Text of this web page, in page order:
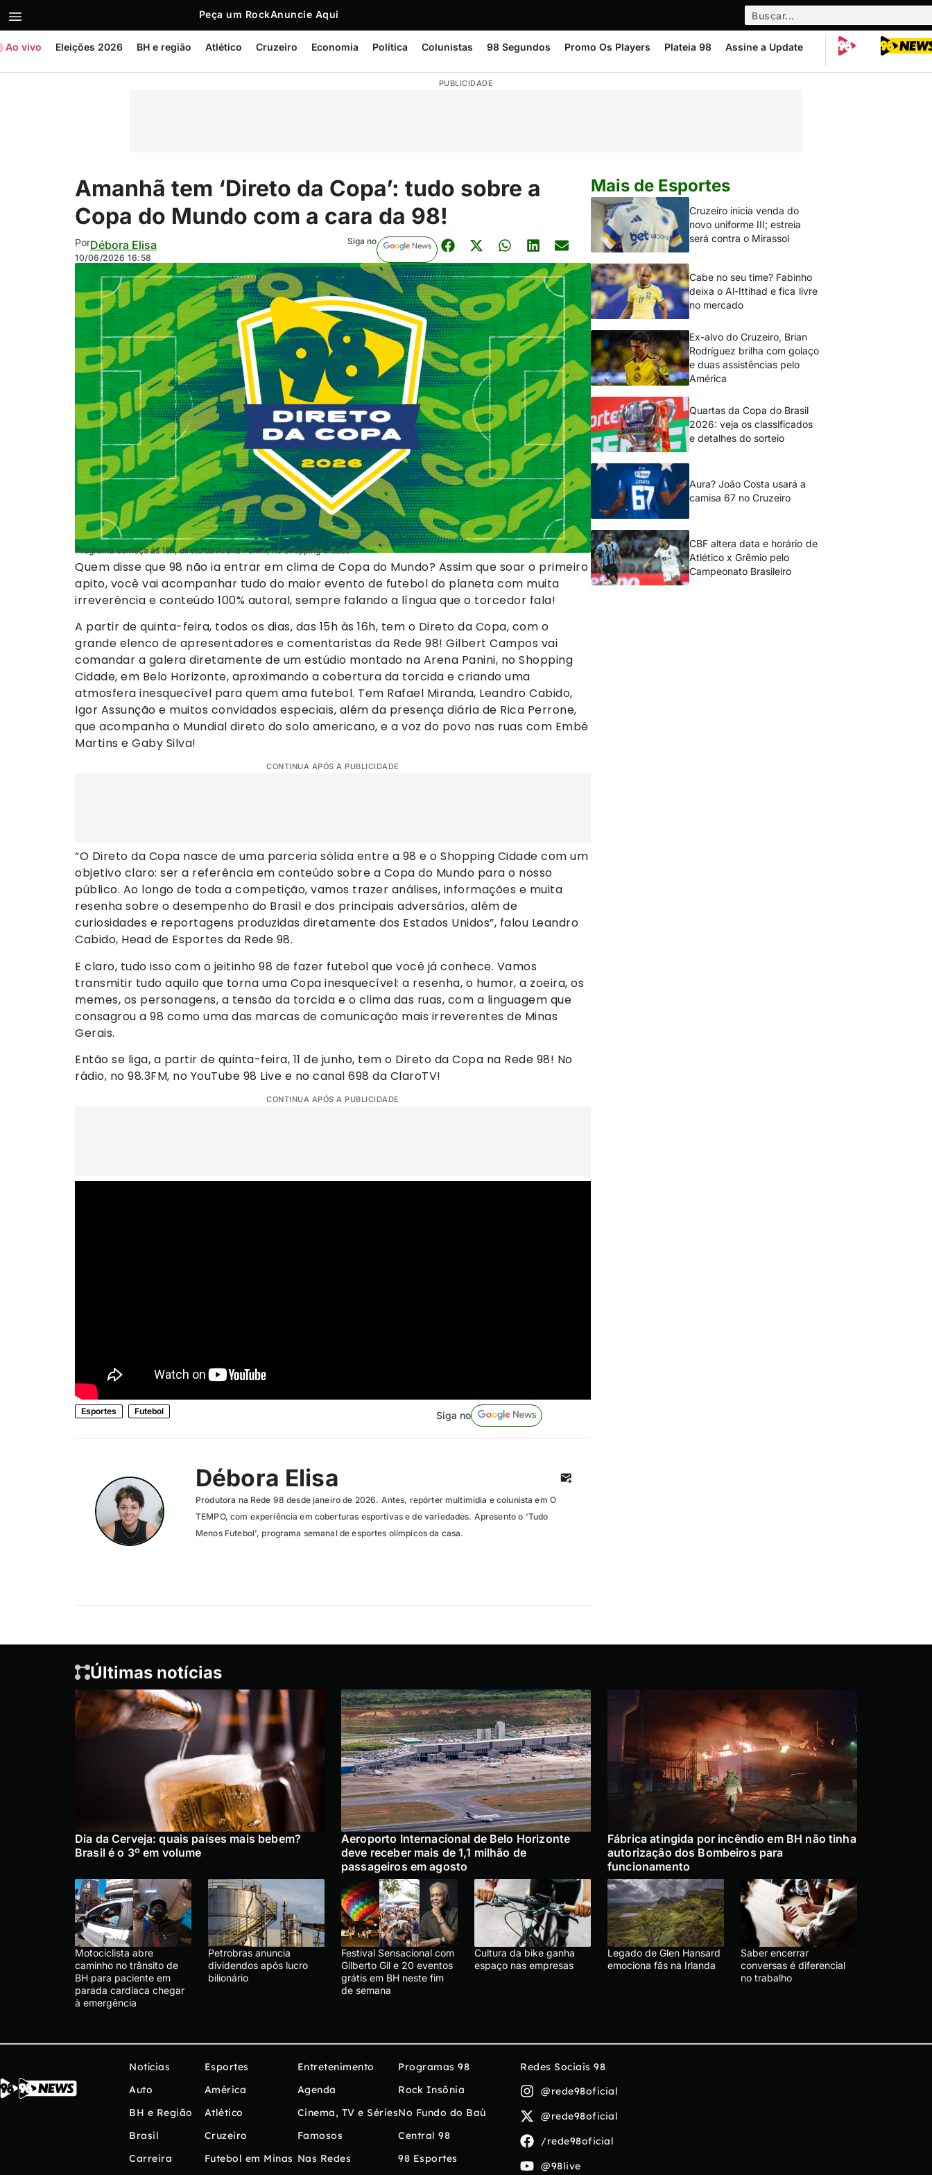
Peça um RockAnuncie Aqui
Ao vivo Eleições 2026 BH e região Atlético Cruzeiro Economia Política Colunistas 98 Segundos Promo Os Players Plateia 98 Assine a Update
PUBLICIDADE
Amanhã tem ‘Direto da Copa’: tudo sobre a
Copa do Mundo com a cara da 98!
PorDébora Elisa
10/06/2026 16:58
Siga no
Programa começa às 15h, direto da Arena Panini, no Shopping Cidade
Quem disse que 98 não ia entrar em clima de Copa do Mundo? Assim que soar o primeiro
apito, você vai acompanhar tudo do maior evento de futebol do planeta com muita
irreverência e conteúdo 100% autoral, sempre falando a língua que o torcedor fala!
A partir de quinta-feira, todos os dias, das 15h às 16h, tem o Direto da Copa, com o
grande elenco de apresentadores e comentaristas da Rede 98! Gilbert Campos vai
comandar a galera diretamente de um estúdio montado na Arena Panini, no Shopping
Cidade, em Belo Horizonte, aproximando a cobertura da torcida e criando uma
atmosfera inesquecível para quem ama futebol. Tem Rafael Miranda, Leandro Cabido,
Igor Assunção e muitos convidados especiais, além da presença diária de Rica Perrone,
que acompanha o Mundial direto do solo americano, e a voz do povo nas ruas com Embê
Martins e Gaby Silva!
CONTINUA APÓS A PUBLICIDADE
“O Direto da Copa nasce de uma parceria sólida entre a 98 e o Shopping Cidade com um
objetivo claro: ser a referência em conteúdo sobre a Copa do Mundo para o nosso
público. Ao longo de toda a competição, vamos trazer análises, informações e muita
resenha sobre o desempenho do Brasil e dos principais adversários, além de
curiosidades e reportagens produzidas diretamente dos Estados Unidos”, falou Leandro
Cabido, Head de Esportes da Rede 98.
E claro, tudo isso com o jeitinho 98 de fazer futebol que você já conhece. Vamos
transmitir tudo aquilo que torna uma Copa inesquecível: a resenha, o humor, a zoeira, os
memes, os personagens, a tensão da torcida e o clima das ruas, com a linguagem que
consagrou a 98 como uma das marcas de comunicação mais irreverentes de Minas
Gerais.
Então se liga, a partir de quinta-feira, 11 de junho, tem o Direto da Copa na Rede 98! No
rádio, no 98.3FM, no YouTube 98 Live e no canal 698 da ClaroTV!
CONTINUA APÓS A PUBLICIDADE
Esportes Futebol Siga no
Débora Elisa
Produtora na Rede 98 desde janeiro de 2026. Antes, repórter multimídia e colunista em O
TEMPO, com experiência em coberturas esportivas e de variedades. Apresento o 'Tudo
Menos Futebol', programa semanal de esportes olímpicos da casa.
Mais de Esportes
Cruzeiro inicia venda do
novo uniforme III; estreia
será contra o Mirassol
Cabe no seu time? Fabinho
deixa o Al-Ittihad e fica livre
no mercado
Ex-alvo do Cruzeiro, Brian
Rodríguez brilha com golaço
e duas assistências pelo
América
Quartas da Copa do Brasil
2026: veja os classificados
e detalhes do sorteio
Aura? João Costa usará a
camisa 67 no Cruzeiro
CBF altera data e horário de
Atlético x Grêmio pelo
Campeonato Brasileiro
Últimas notícias
Dia da Cerveja: quais países mais bebem?
Brasil é o 3º em volume
Aeroporto Internacional de Belo Horizonte
deve receber mais de 1,1 milhão de
passageiros em agosto
Fábrica atingida por incêndio em BH não tinha
autorização dos Bombeiros para
funcionamento
Motociclista abre
caminho no trânsito de
BH para paciente em
parada cardíaca chegar
à emergência
Petrobras anuncia
dividendos após lucro
bilionário
Festival Sensacional com
Gilberto Gil e 20 eventos
grátis em BH neste fim
de semana
Cultura da bike ganha
espaço nas empresas
Legado de Glen Hansard
emociona fãs na Irlanda
Saber encerrar
conversas é diferencial
no trabalho
Notícias
Auto
BH e Região
Brasil
Carreira
Esportes
América
Atlético
Cruzeiro
Futebol em Minas
Entretenimento
Agenda
Cinema, TV e Séries
Famosos
Nas Redes
Programas 98
Rock Insônia
No Fundo do Baú
Central 98
98 Esportes
Redes Sociais 98
@rede98oficial
@rede98oficial
/rede98oficial
@98live